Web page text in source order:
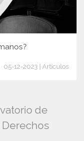
05-12-2023 | Artículos
de